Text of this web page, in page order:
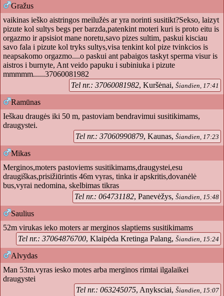
Gražus
vaikinas ieško aistringos meilužės ar yra norinti susitikt?Sekso, laizyt
pizute kol sultys begs per barzda,patenkint moteri kuri is proto eitu is
orgazmo ir apsisiot mane noretu,savo pizes sultim, paskui kisciau
savo fala i pizute kol tryks sultys,visa tenkint kol pize tvinkcios is
neapsakomo orgazmo....o paskui ant pabaigos taskyt sperma visur is
aistros i burnyte, Ant veido papuku i subiniuka i pizute
mmmmm......37060081982
Tel nr.: 37060081982, Kuršėnai, Šiandien, 17:41
Ramūnas
Ieškau draugės iki 50 m, pastoviam bendravimui susitikimams,
draugystei.
Tel nr.: 37060990879, Kaunas, Šiandien, 17:23
Mikas
Merginos,moters pastoviems susitikimams,draugystei,esu
draugiškas,prisižiūrintis 46m vyras, tinka ir apskritis,dovanėlė
bus,vyrai nedomina, skelbimas tikras
Tel nr.: 064731182, Panevėžys, Šiandien, 15:48
Saulius
52m virukas ieko moters ar merginos slaptiems susitikimams
Tel nr.: 37064876700, Klaipėda Kretinga Palang, Šiandien, 15:24
Alvydas
Man 53m.vyras iesko motes arba merginos rimtai ilgalaikei
draugystei
Tel nr.: 063245075, Anyksciai, Šiandien, 15:07